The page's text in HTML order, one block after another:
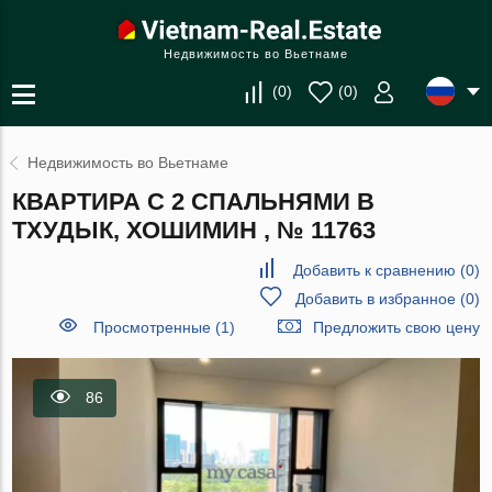
Недвижимость во Вьетнаме
(0) (0)
Недвижимость во Вьетнаме
КВАРТИРА С 2 СПАЛЬНЯМИ В
ТХУДЫК, ХОШИМИН , № 11763
Добавить к сравнению (0)
Добавить в избранное(0)
Просмотренные (1)
Предложить свою цену
86